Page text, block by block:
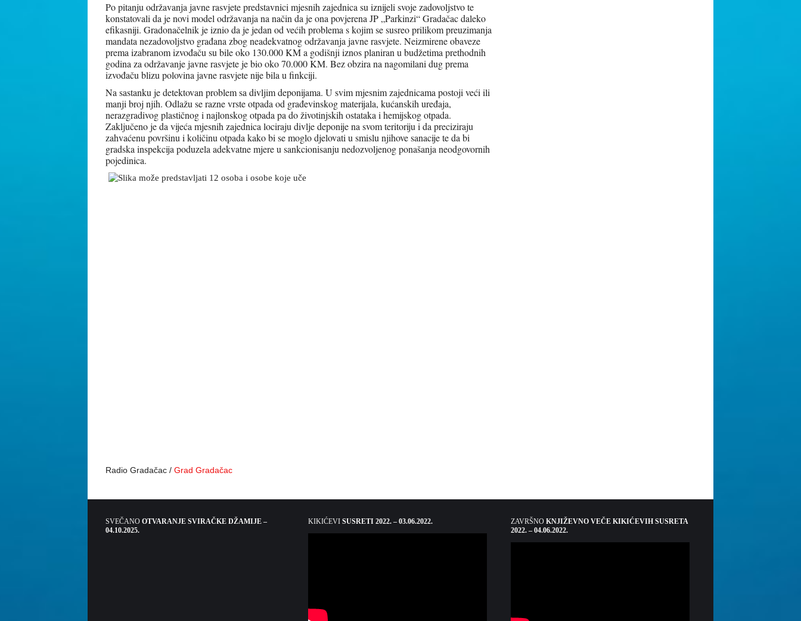
Po pitanju održavanja javne rasvjete predstavnici mjesnih zajednica su iznijeli svoje zadovoljstvo te
konstatovali da je novi model održavanja na način da je ona povjerena JP „Parkinzi“ Gradačac daleko
efikasniji. Gradonačelnik je iznio da je jedan od većih problema s kojim se susreo prilikom preuzimanja
mandata nezadovoljstvo građana zbog neadekvatnog održavanja javne rasvjete. Neizmirene obaveze
prema izabranom izvođaču su bile oko 130.000 KM a godišnji iznos planiran u budžetima prethodnih
godina za održavanje javne rasvjete je bio oko 70.000 KM. Bez obzira na nagomilani dug prema
izvođaču blizu polovina javne rasvjete nije bila u finkciji.
Na sastanku je detektovan problem sa divljim deponijama. U svim mjesnim zajednicama postoji veći ili
manji broj njih. Odlažu se razne vrste otpada od građevinskog materijala, kućanskih uređaja,
nerazgradivog plastičnog i najlonskog otpada pa do životinjskih ostataka i hemijskog otpada.
Zaključeno je da vijeća mjesnih zajednica lociraju divlje deponije na svom teritoriju i da preciziraju
zahvaćenu površinu i količinu otpada kako bi se moglo djelovati u smislu njihove sanacije te da bi
gradska inspekcija poduzela adekvatne mjere u sankcionisanju nedozvoljenog ponašanja neodgovornih
pojedinica.
Radio Gradačac / Grad Gradačac
SVEČANO OTVARANJE SVIRAČKE DŽAMIJE –
04.10.2025.
KIKIĆEVI SUSRETI 2022. – 03.06.2022. ZAVRŠNO KNJIŽEVNO VEČE KIKIĆEVIH SUSRETA
2022. – 04.06.2022.